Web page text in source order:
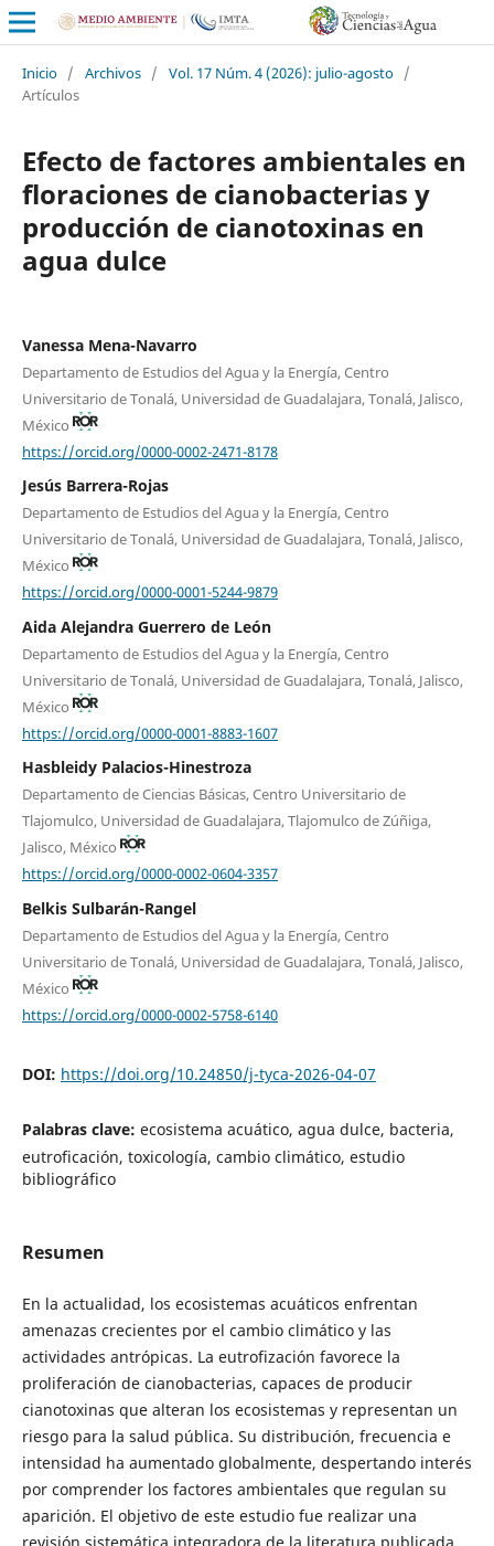
Inicio / Archivos / Vol. 17 Núm. 4 (2026): julio-agosto /
Artículos
Efecto de factores ambientales en
floraciones de cianobacterias y
producción de cianotoxinas en
agua dulce
Vanessa Mena-Navarro
Departamento de Estudios del Agua y la Energía, Centro
Universitario de Tonalá, Universidad de Guadalajara, Tonalá, Jalisco,
México
https://orcid.org/0000-0002-2471-8178
Jesús Barrera-Rojas
Departamento de Estudios del Agua y la Energía, Centro
Universitario de Tonalá, Universidad de Guadalajara, Tonalá, Jalisco,
México
https://orcid.org/0000-0001-5244-9879
Aida Alejandra Guerrero de León
Departamento de Estudios del Agua y la Energía, Centro
Universitario de Tonalá, Universidad de Guadalajara, Tonalá, Jalisco,
México
https://orcid.org/0000-0001-8883-1607
Hasbleidy Palacios-Hinestroza
Departamento de Ciencias Básicas, Centro Universitario de
Tlajomulco, Universidad de Guadalajara, Tlajomulco de Zúñiga,
Jalisco, México
https://orcid.org/0000-0002-0604-3357
Belkis Sulbarán-Rangel
Departamento de Estudios del Agua y la Energía, Centro
Universitario de Tonalá, Universidad de Guadalajara, Tonalá, Jalisco,
México
https://orcid.org/0000-0002-5758-6140
DOI: https://doi.org/10.24850/j-tyca-2026-04-07
Palabras clave: ecosistema acuático, agua dulce, bacteria,
eutroficación, toxicología, cambio climático, estudio
bibliográfico
Resumen
En la actualidad, los ecosistemas acuáticos enfrentan
amenazas crecientes por el cambio climático y las
actividades antrópicas. La eutrofización favorece la
proliferación de cianobacterias, capaces de producir
cianotoxinas que alteran los ecosistemas y representan un
riesgo para la salud pública. Su distribución, frecuencia e
intensidad ha aumentado globalmente, despertando interés
por comprender los factores ambientales que regulan su
aparición. El objetivo de este estudio fue realizar una
revisión sistemática integradora de la literatura publicada